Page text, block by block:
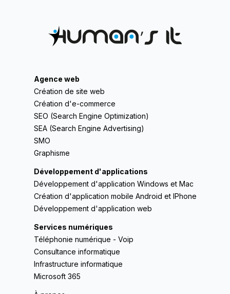
Agence web
Création de site web
Création d'e-commerce
SEO (Search Engine Optimization)
SEA (Search Engine Advertising)
SMO
Graphisme
Développement d'applications
Développement d'application Windows et Mac
Création d'application mobile Android et IPhone
Développement d'application web
Services numériques
Téléphonie numérique - Voip
Consultance informatique
Infrastructure informatique
Microsoft 365